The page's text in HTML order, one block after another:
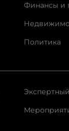
Финансы и
Политика